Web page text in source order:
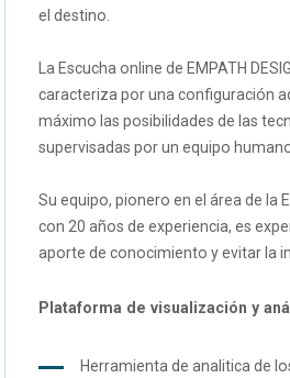
el destino.
La Escucha online de EMPATH
caracteriza por una configuración
máximo las posibilidades de las
supervisadas por un equipo
Su equipo, pionero en el área de la
con 20 años de experiencia, es
aporte de conocimiento y evitar la
Plataforma de visualización y
Herramienta de analitica de